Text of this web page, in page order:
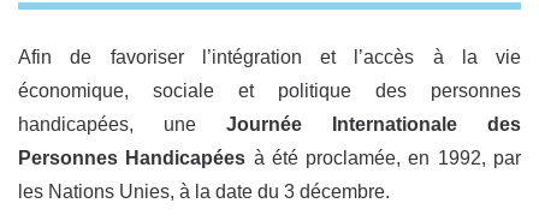
Afin de favoriser l’intégration et l’accès à la vie
économique, sociale et politique des personnes
handicapées, une Journée Internationale des
Personnes Handicapées à été proclamée, en 1992, par
les Nations Unies, à la date du 3 décembre.